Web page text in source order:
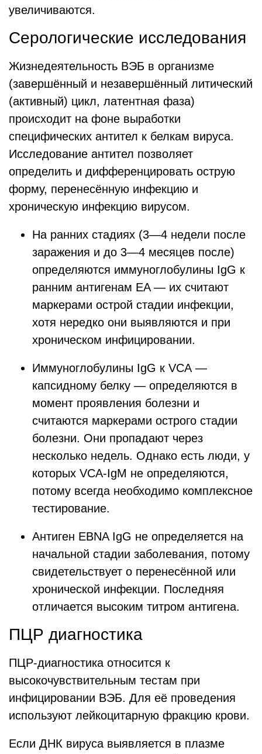
увеличиваются.
Серологические исследования
Жизнедеятельность ВЭБ в организме
(завершённый и незавершённый литический
(активный) цикл, латентная фаза)
происходит на фоне выработки
специфических антител к белкам вируса.
Исследование антител позволяет
определить и дифференцировать острую
форму, перенесённую инфекцию и
хроническую инфекцию вирусом.
На ранних стадиях (3—4 недели после
заражения и до 3—4 месяцев после)
определяются иммуноглобулины IgG к
ранним антигенам EA — их считают
маркерами острой стадии инфекции,
хотя нередко они выявляются и при
хроническом инфицировании.
Иммуноглобулины IgG к VCA —
капсидному белку — определяются в
момент проявления болезни и
считаются маркерами острого стадии
болезни. Они пропадают через
несколько недель. Однако есть люди, у
которых VCA-IgM не определяются,
потому всегда необходимо комплексное
тестирование.
Антиген EBNA IgG не определяется на
начальной стадии заболевания, потому
свидетельствует о перенесённой или
хронической инфекции. Последняя
отличается высоким титром антигена.
ПЦР диагностика
ПЦР-диагностика относится к
высокочувствительным тестам при
инфицировании ВЭБ. Для её проведения
используют лейкоцитарную фракцию крови.
Если ДНК вируса выявляется в плазме